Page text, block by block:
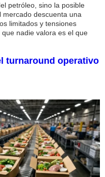
petróleo, sino la posible
descuenta una
limitados y tensiones
nadie valora es el que
turnaround operativo